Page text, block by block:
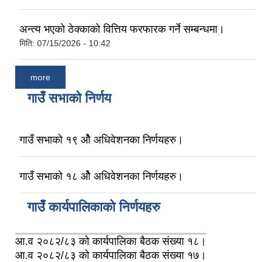
अन्त्य भएको ठेक्काको वित्तिय फरफारक गर्ने सम्बन्धमा।
मिति: 07/15/2026 - 10:42
more
गाउँ सभाको निर्णय
गाउँ सभाको १९ ओै अधिवेशनका निर्णयहरु।
गाउँ सभाको १८ ओै अधिवेशनका निर्णयहरु।
गाउँ कार्यपालिकाको निर्णयहरु
आ.व २०८२/८३ को कार्यपालिका बैठक संख्या १८।
आ.व २०८२/८३ को कार्यपालिका बैठक संख्या १७।